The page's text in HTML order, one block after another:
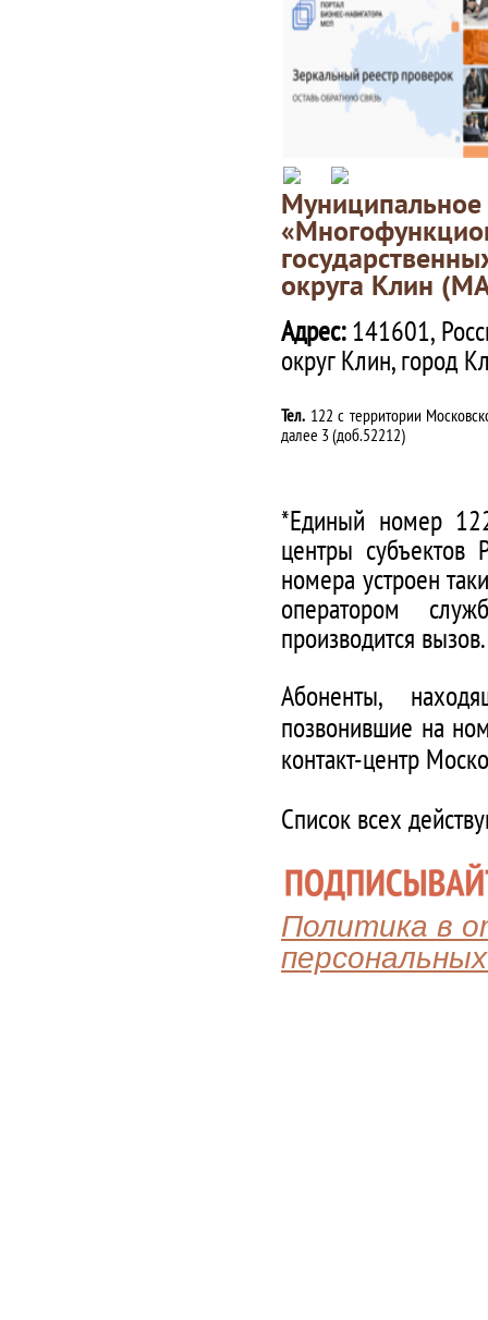
округа Клин
Адрес:141601,
округ Клин, город
Тел. 122 с территории
далее 3 (доб.52212)
*Единый номер
центры субъектов
номера устроен
оператором
производится вызов.
Абоненты,
позвонившие на
контакт-центр
Список всех
Политика в